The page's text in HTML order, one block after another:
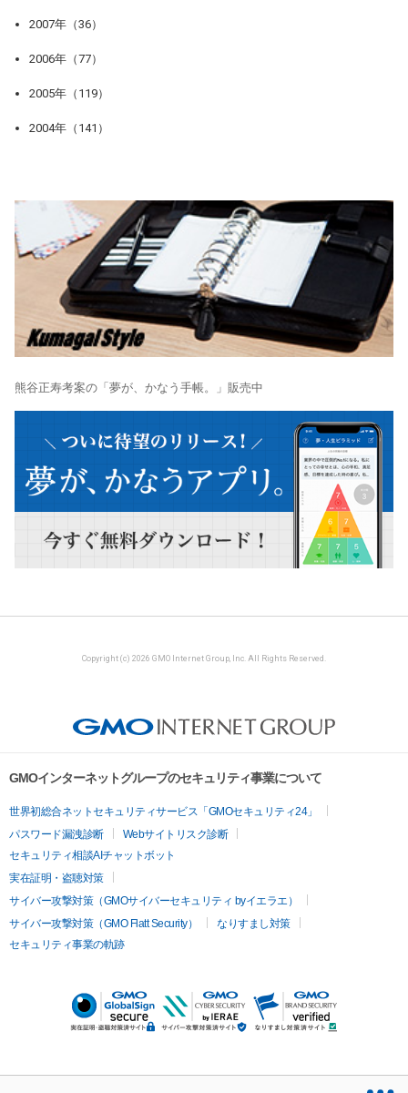
2007年（36）
2006年（77）
2005年（119）
2004年（141）
熊谷正寿考案の「夢が、かなう手帳。」販売中
Copyright (c) 2026 GMO Internet Group, Inc. All Rights Reserved.
GMOインターネットグループのセキュリティ事業について
世界初総合ネットセキュリティサービス「GMOセキュリティ24」
パスワード漏洩診断
Webサイトリスク診断
セキュリティ相談AIチャットボット
実在証明・盗聴対策
サイバー攻撃対策（GMOサイバーセキュリティ byイエラエ）
サイバー攻撃対策（GMO Flatt Security）
なりすまし対策
セキュリティ事業の軌跡